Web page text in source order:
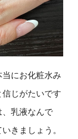
にお化粧水み
じがたいです
乳液なんで
きましょう。